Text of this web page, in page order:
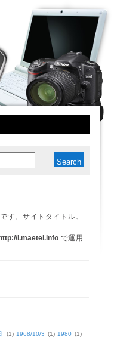
す。サイトタイトル、
http://i.maetel.info で運用
(1) 1968/10/3 (1) 1980 (1)